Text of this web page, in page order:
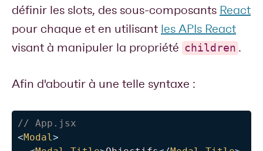
définir les slots, des sous-composants React
pour chaque et en utilisant les APIs React
visant à manipuler la propriété children .
Afin d'aboutir à une telle syntaxe :
// App.jsx
<Modal>